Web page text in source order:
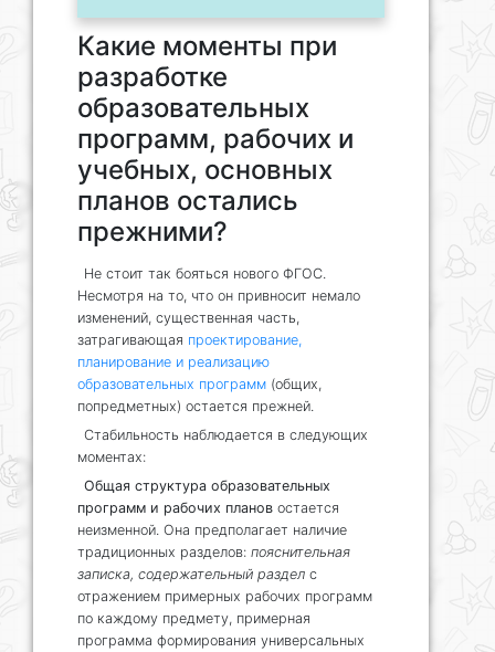
Какие моменты при
разработке
образовательных
программ, рабочих и
учебных, основных
планов остались
прежними?
Не стоит так бояться нового ФГОС.
Несмотря на то, что он привносит немало
изменений, существенная часть,
затрагивающая проектирование,
планирование и реализацию
образовательных программ (общих,
попредметных) остается прежней.
Стабильность наблюдается в следующих
моментах:
Общая структура образовательных
программ и рабочих планов остается
неизменной. Она предполагает наличие
традиционных разделов: пояснительная
записка, содержательный раздел с
отражением примерных рабочих программ
по каждому предмету, примерная
программа формирования универсальных